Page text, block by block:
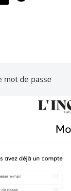
mot de passe